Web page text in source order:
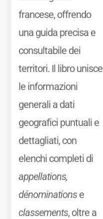
francese, offrendo
una guida precisa e
consultabile dei
territori. Il libro unisce
le informazioni
generali a dati
geografici puntuali e
dettagliati, con
elenchi completi di
appellations,
dénominationse
classements, oltre a